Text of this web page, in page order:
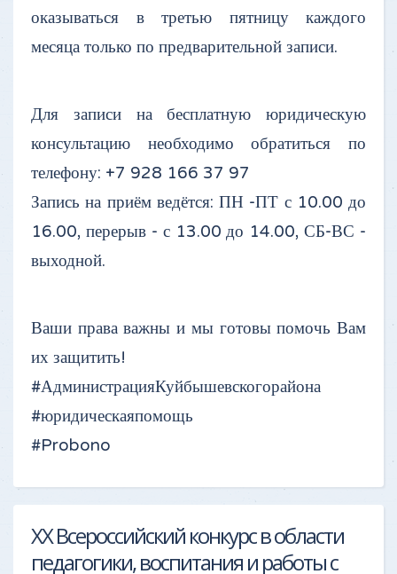
оказываться в третью пятницу каждого
месяца только по предварительной записи.
Для записи на бесплатную юридическую
консультацию необходимо обратиться по
телефону: +7 928 166 37 97
Запись на приём ведётся: ПН -ПТ с 10.00 до
16.00, перерыв - с 13.00 до 14.00, СБ-ВС -
выходной.
Ваши права важны и мы готовы помочь Вам
их защитить!
#АдминистрацияКуйбышевскогорайона
#юридическаяпомощь
#Probono
XX Всероссийский конкурс в области
педагогики, воспитания и работы с